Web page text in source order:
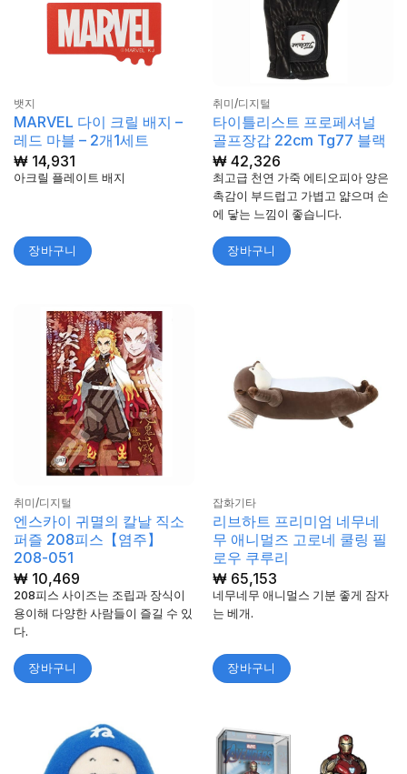
뱃지
MARVEL 다이 크릴 배지 –
레드 마블 – 2개1세트
₩14,931
아크릴 플레이트 배지
장바구니
취미/디지털
타이틀리스트 프로페셔널
골프장갑 22cm Tg77 블랙
₩42,326
최고급 천연 가죽 에티오피아 양은
촉감이 부드럽고 가볍고 얇으며 손
에 닿는 느낌이 좋습니다.
장바구니
취미/디지털
엔스카이 귀멸의 칼날 직소
퍼즐 208피스【염주】
208-051
₩10,469
208피스 사이즈는 조립과 장식이
용이해 다양한 사람들이 즐길 수 있
다.
장바구니
잡화기타
리브하트 프리미엄 네무네
무 애니멀즈 고로네 쿨링 필
로우 쿠루리
₩65,153
네무네무 애니멀스 기분 좋게 잠자
는 베개.
장바구니